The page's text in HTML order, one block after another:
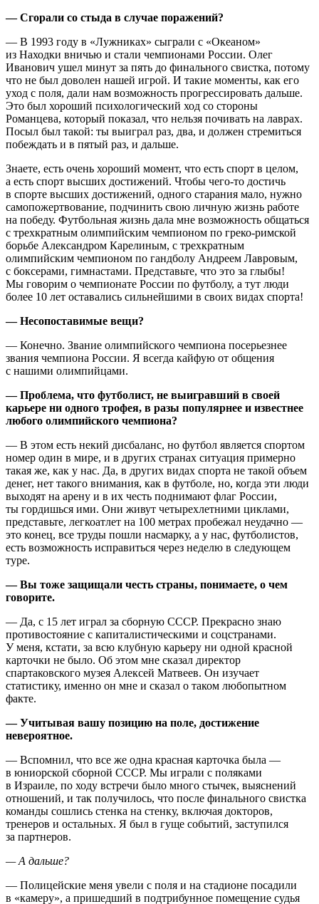
— Сгорали со стыда в случае поражений?
— В 1993 году в «Лужниках» сыграли с «Океаном»
из Находки вничью и стали чемпионами России. Олег
Иванович ушел минут за пять до финального свистка, потому
что не был доволен нашей игрой. И такие моменты, как его
уход с поля, дали нам возможность прогрессировать дальше.
Это был хороший психологический ход со стороны
Романцева, который показал, что нельзя почивать на лаврах.
Посыл был такой: ты выиграл раз, два, и должен стремиться
побеждать и в пятый раз, и дальше.
Знаете, есть очень хороший момент, что есть спорт в целом,
а есть спорт высших достижений. Чтобы чего-то достичь
в спорте высших достижений, одного старания мало, нужно
самопожертвование, подчинить свою личную жизнь работе
на победу. Футбольная жизнь дала мне возможность общаться
с трехкратным олимпийским чемпионом по греко-римской
борьбе Александром Карелиным, с трехкратным
олимпийским чемпионом по гандболу Андреем Лавровым,
с боксерами, гимнастами. Представьте, что это за глыбы!
Мы говорим о чемпионате России по футболу, а тут люди
более 10 лет оставались сильнейшими в своих видах спорта!
— Несопоставимые вещи?
— Конечно. Звание олимпийского чемпиона посерьезнее
звания чемпиона России. Я всегда кайфую от общения
с нашими олимпийцами.
— Проблема, что футболист, не выигравший в своей
карьере ни одного трофея, в разы популярнее и известнее
любого олимпийского чемпиона?
— В этом есть некий дисбаланс, но футбол является спортом
номер один в мире, и в других странах ситуация примерно
такая же, как у нас. Да, в других видах спорта не такой объем
денег, нет такого внимания, как в футболе, но, когда эти люди
выходят на арену и в их честь поднимают флаг России,
ты гордишься ими. Они живут четырехлетними циклами,
представьте, легкоатлет на 100 метрах пробежал неудачно —
это конец, все труды пошли насмарку, а у нас, футболистов,
есть возможность исправиться через неделю в следующем
туре.
— Вы тоже защищали честь страны, понимаете, о чем
говорите.
— Да, с 15 лет играл за сборную СССР. Прекрасно знаю
противостояние с капиталистическими и соцстранами.
У меня, кстати, за всю клубную карьеру ни одной красной
карточки не было. Об этом мне сказал директор
спартаковского музея Алексей Матвеев. Он изучает
статистику, именно он мне и сказал о таком любопытном
факте.
— Учитывая вашу позицию на поле, достижение
невероятное.
— Вспомнил, что все же одна красная карточка была —
в юниорской сборной СССР. Мы играли с поляками
в Израиле, по ходу встречи было много стычек, выяснений
отношений, и так получилось, что после финального свистка
команды сошлись стенка на стенку, включая докторов,
тренеров и остальных. Я был в гуще событий, заступился
за партнеров.
— А дальше?
— Полицейские меня увели с поля и на стадионе посадили
в «камеру», а пришедший в подтрибунное помещение судья